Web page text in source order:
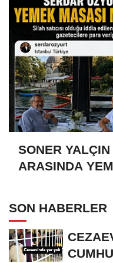
SONER
ARASINDA
SON HABERLER